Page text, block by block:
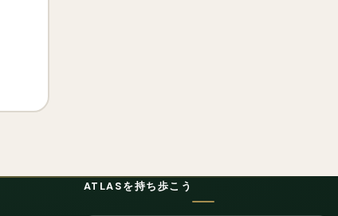
ATLASを持ち歩こう